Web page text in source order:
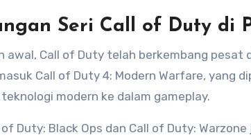
Seri Call of Duty di
awal, Call of Duty telah berkembang pesat
Call of Duty 4: Modern Warfare, yang
modern ke dalam gameplay.
Duty: Black Ops dan Call of Duty: